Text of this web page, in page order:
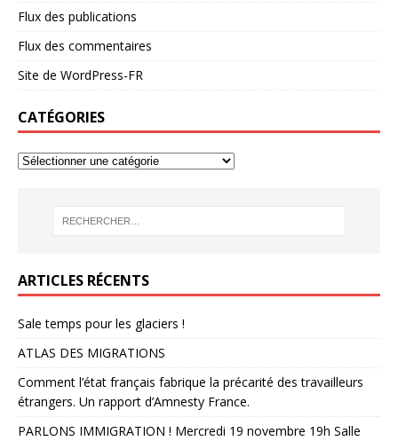
Flux des publications
Flux des commentaires
Site de WordPress-FR
CATÉGORIES
ARTICLES RÉCENTS
Sale temps pour les glaciers !
ATLAS DES MIGRATIONS
Comment l’état français fabrique la précarité des travailleurs
étrangers. Un rapport d’Amnesty France.
PARLONS IMMIGRATION ! Mercredi 19 novembre 19h Salle